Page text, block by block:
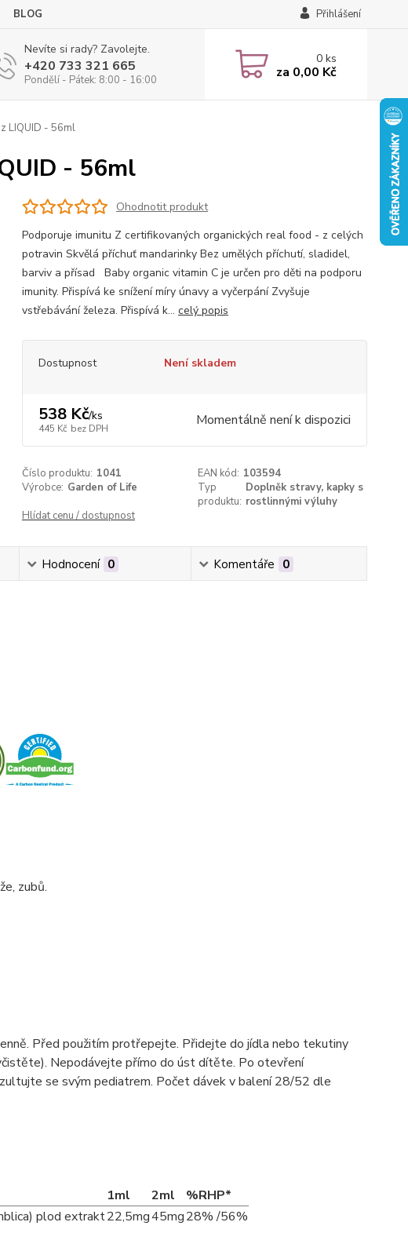
BLOG Přihlášení
Nevíte si rady? Zavolejte.
+420 733 321 665
Pondělí - Pátek: 8:00 - 16:00
0ks
za 0,00 Kč
LIQUID - 56ml
- 56ml
Ohodnotit produkt
Podporuje imunitu Z certifikovaných organických real food - z celých
potravin Skvělá příchuť mandarinky Bez umělých příchutí, sladidel,
barviv a přísad Baby organic vitamin C je určen pro děti na podporu
imunity. Přispívá ke snížení míry únavy a vyčerpání Zvyšuje
vstřebávání železa. Přispívá k... celý popis
Dostupnost Není skladem
538 Kč/ks
445 Kč bez DPH Momentálně není k dispozici
Číslo produktu: 1041 EAN kód: 103594
Výrobce: Garden of Life
Typ
produktu:
Doplněk stravy, kapky s
rostlinnými výluhy
Hlídat cenu / dostupnost
Hodnocení 0 Komentáře 0
zubů.
Před použitím protřepejte. Přidejte do jídla nebo tekutiny
Nepodávejte přímo do úst dítěte. Po otevření
se svým pediatrem. Počet dávek v balení 28/52 dle
1ml 2ml
%RHP*
plod extrakt22,5mg45mg28% /56%